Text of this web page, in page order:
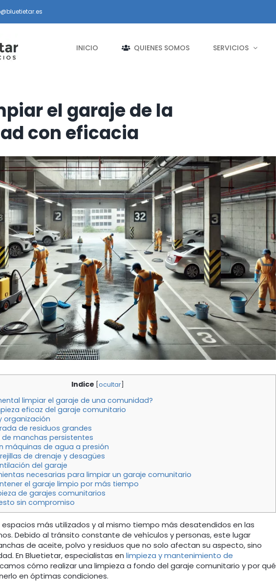
INICIO QUIENES SOMOS SERVICIOS
el garaje de la
con eficacia
Indice ocultar
limpiar el garaje de una comunidad?
eficaz del garaje comunitario
organización
de residuos grandes
manchas persistentes
máquinas de agua a presión
de drenaje y desagües
del garaje
necesarias para limpiar un garaje comunitario
el garaje limpio por más tiempo
de garajes comunitarios
sin compromiso
espacios más utilizados y al mismo tiempo más desatendidos en las
Debido al tránsito constante de vehículos y personas, este lugar
de aceite, polvo y residuos que no solo afectan su aspecto, sino
En Bluetietar, especialistas en limpieza y mantenimiento de
cómo realizar una limpieza a fondo del garaje comunitario y por qué
en óptimas condiciones.